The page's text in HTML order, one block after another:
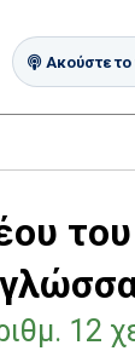
Ακούστε
12